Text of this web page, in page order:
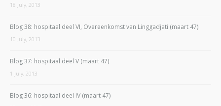
18 July, 2013
Blog 38: hospitaal deel VI, Overeenkomst van Linggadjati (maart 47)
10 July, 2013
Blog 37: hospitaal deel V (maart 47)
1 July, 2013
Blog 36: hospitaal deel IV (maart 47)